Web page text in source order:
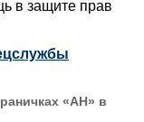
в защите прав
«АН» в